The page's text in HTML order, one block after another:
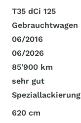
T35 dCi 125
Gebrauchtwagen
06/2016
06/2026
85'900 km
sehr gut
Speziallackierung
620 cm